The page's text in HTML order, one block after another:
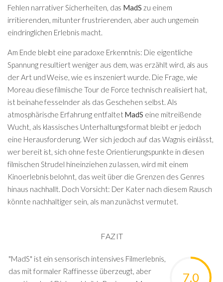
Fehlen narrativer Sicherheiten, das MadS zu einem
irritierenden, mitunter frustrierenden, aber auch ungemein
eindringlichen Erlebnis macht.
Am Ende bleibt eine paradoxe Erkenntnis: Die eigentliche
Spannung resultiert weniger aus dem, was erzählt wird, als aus
der Art und Weise, wie es inszeniert wurde. Die Frage, wie
Moreau diese filmische Tour de Force technisch realisiert hat,
ist beinahe fesselnder als das Geschehen selbst. Als
atmosphärische Erfahrung entfaltet MadS eine mitreißende
Wucht, als klassisches Unterhaltungsformat bleibt er jedoch
eine Herausforderung. Wer sich jedoch auf das Wagnis einlässt,
wer bereit ist, sich ohne feste Orientierungspunkte in diesen
filmischen Strudel hineinziehen zu lassen, wird mit einem
Kinoerlebnis belohnt, das weit über die Grenzen des Genres
hinaus nachhallt. Doch Vorsicht: Der Kater nach diesem Rausch
könnte nachhaltiger sein, als man zunächst vermutet.
FAZIT
7.0
"MadS" ist ein sensorisch intensives Filmerlebnis,
das mit formaler Raffinesse überzeugt, aber